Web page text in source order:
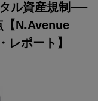
ル資産規制──
【N.Avenue
ポート】